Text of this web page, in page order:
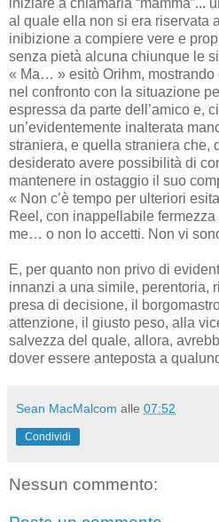
al quale ella non si era riservata
inibizione a compiere vere e
senza pietà alcuna chiunque le
« Ma… » esitò Orihm, mostrando
nel confronto con la situazione
espressa da parte dell’amico e,
un’evidentemente inalterata
straniera, e quella straniera che,
desiderato avere possibilità di
mantenere in ostaggio il suo
« Non c’è tempo per ulteriori
Reel, con inappellabile
me… o non lo accetti. Non vi
E, per quanto non privo di
innanzi a una simile, perentoria,
presa di decisione, il
attenzione, il giusto peso, alla
salvezza del quale, allora,
dover essere anteposta a
Sean MacMalcom alle 07:52
Condividi
Nessun commento: